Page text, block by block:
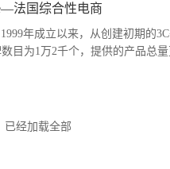
法国综合性电商
1999年成立以来，从创建初期的
目为1万2千个，提供的产品总
已经加载全部